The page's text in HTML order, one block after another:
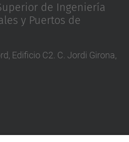
de Ingeniería
y Puertos de
Edificio C2. C. Jordi Girona,